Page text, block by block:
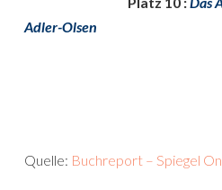
Adler-Olsen
Quelle: Buchreport – Spiegel